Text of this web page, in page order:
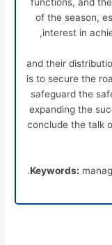
functions, and
of the season,
interest in
and their
is to secure the
safeguard the
expanding the
conclude the talk
Keywords: